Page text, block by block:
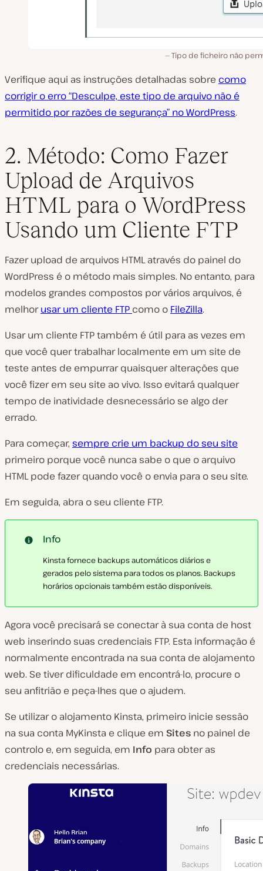
Tipo de ficheiro não
Verifique aqui as instruções detalhadas sobre como
corrigir o erro “Desculpe, este tipo de arquivo não é
permitido por razões de segurança” no WordPress.
2. Método: Como Fazer
Upload de Arquivos
HTML para o WordPress
Usando um Cliente FTP
Fazer upload de arquivos HTML através do painel do
WordPress é o método mais simples. No entanto, para
modelos grandes compostos por vários arquivos, é
melhorusar um cliente FTP como o FileZilla.
Usar um cliente FTP também é útil para as vezes em
que você quer trabalhar localmente em um site de
teste antes de empurrar quaisquer alterações que
você fizer em seu site ao vivo. Isso evitará qualquer
tempo de inatividade desnecessário se algo der
errado.
Para começar, sempre crie um backup do seu site
primeiro porque você nunca sabe o que o arquivo
HTML pode fazer quando você o envia para o seu site.
Em seguida, abra o seu cliente FTP.
Info
Kinsta fornece backups automáticos diários e
gerados pelo sistema para todos os planos. Backups
horários opcionais também estão disponíveis.
Agora você precisará se conectar à sua conta de host
web inserindo suas credenciais FTP. Esta informação é
normalmente encontrada na sua conta de alojamento
web. Se tiver dificuldade em encontrá-lo, procure o
seu anfitrião e peça-lhes que o ajudem.
Se utilizar o alojamento Kinsta, primeiro inicie sessão
na sua conta MyKinsta e clique em Sites no painel de
controlo e, em seguida, em Info para obter as
credenciais necessárias.